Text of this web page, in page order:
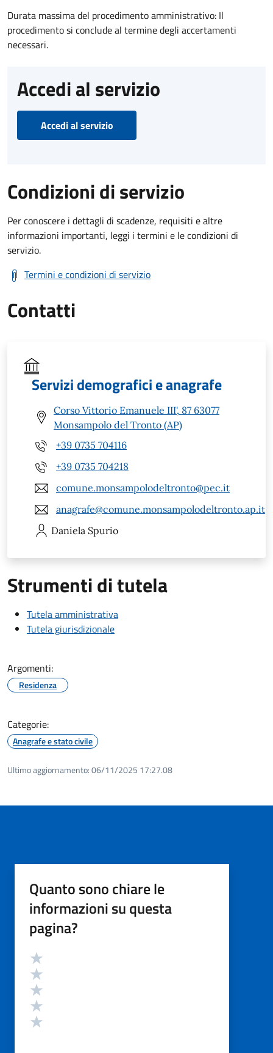
Durata massima del procedimento amministrativo: Il
procedimento si conclude al termine degli accertamenti
necessari.
Accedi al servizio
Accedi al servizio
Condizioni di servizio
Per conoscere i dettagli di scadenze, requisiti e altre
informazioni importanti, leggi i termini e le condizioni di
servizio.
Termini e condizioni di servizio
Contatti
Servizi demografici e anagrafe
Corso Vittorio Emanuele III', 87 63077
Monsampolo del Tronto (AP)
+39 0735 704116
+39 0735 704218
comune.monsampolodeltronto@pec.it
anagrafe@comune.monsampolodeltronto.ap.it
Daniela Spurio
Strumenti di tutela
Tutela amministrativa
Tutela giurisdizionale
Argomenti:
Residenza
Categorie:
Anagrafe e stato civile
Ultimo aggiornamento:06/11/2025 17:27.08
Quanto sono chiare le
informazioni su questa
pagina?
Valutazione